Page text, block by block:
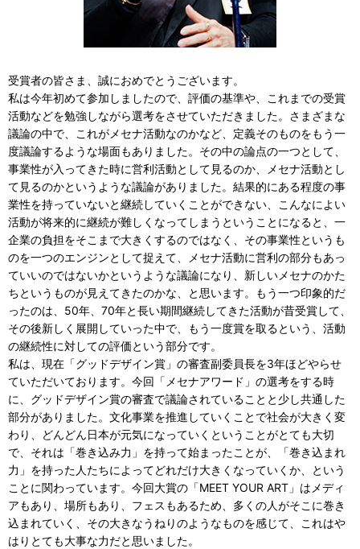
受賞者の皆さま、誠におめでとうございます。
私は今年初めて参加しましたので、評価の基準や、これまでの受賞
活動などを勉強しながら選考をさせていただきました。さまざまな
議論の中で、これがメセナ活動なのかなど、定義そのものをもう一
度議論するような場面もありました。その中の論点の一つとして、
事業性が入ってきた時に営利活動として見るのか、メセナ活動とし
て見るのかというような議論がありました。結果的にある程度の事
業性を持っていないと継続していくことができない、こんなによい
活動が将来的に継続が難しくなってしまうということになると、一
企業の負担をそこまで大きくするのではなく、その事業性というも
のを一つのエンジンとして捉えて、メセナ活動に営利の部分もあっ
ていいのではないかというような議論になり、新しいメセナのかた
ちというものが見えてきたのかな、と思います。もう一つ印象的だ
ったのは、50年、70年と長い期間継続してきた活動が昔受賞して、
その後新しく展開していった中で、もう一度賞を取るという、活動
の継続性に対しての評価という部分です。
私は、現在「グッドデザイン賞」の審査副委員長を3年ほどやらせ
ていただいております。今回「メセナアワード」の選考をする時
に、グッドデザイン賞の審査で議論されていることと少し共通した
部分がありました。文化事業を推進していくことで社会が大きく変
わり、どんどん日本が元気になっていくということがとても大切
で、それは「巻き込み力」を持って始まったことが、「巻き込まれ
力」を持った人たちによってどれだけ大きくなっていくか、という
ことに関わっています。今回大賞の「MEET YOUR ART」はメディ
アもあり、場所もあり、フェスもあるため、多くの人がそこに巻き
込まれていく、その大きなうねりのようなものを感じて、これはや
はりとても大事な力だと思いました。